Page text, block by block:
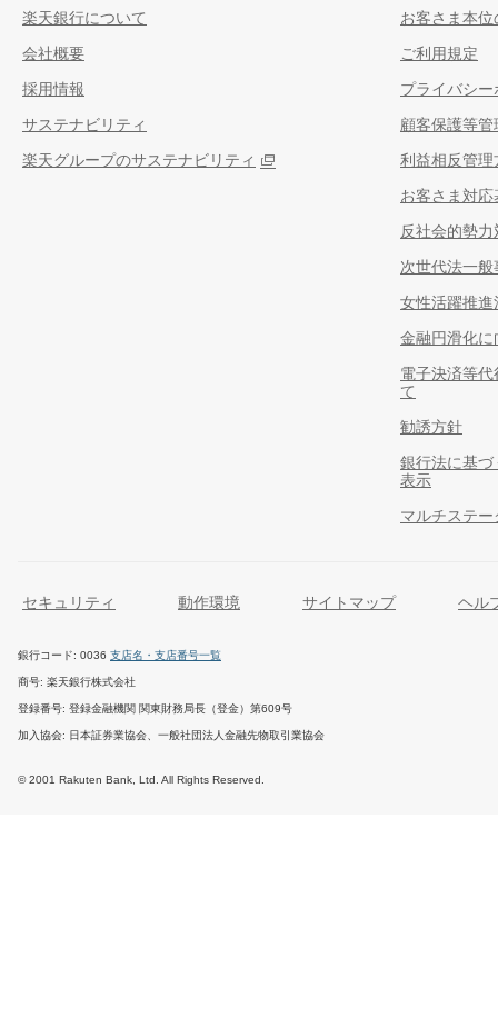
楽天銀行について
会社概要
採用情報
サステナビリティ
楽天グループのサステナビリティ
お客さま本
ご利用規定
プライバシー
顧客保護等管
利益相反管理
お客さま対応
反社会的勢
次世代法一
女性活躍推
金融円滑化
電子決済等
て
勧誘方針
銀行法に基
表示
マルチステ
セキュリティ 動作環境 サイトマップ ヘル
銀行コード 0036 支店名・支店番号一覧
商号 楽天銀行株式会社
登録番号 登録金融機関 関東財務局長（登金）第609号
加入協会 日本証券業協会、一般社団法人金融先物取引業協会
© 2001 Rakuten Bank, Ltd. All Rights Reserved.